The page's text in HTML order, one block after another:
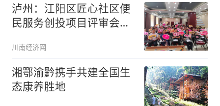
泸州：江阳区匠心社区便
民服务创投项目评审会圆
川南经济网
湘鄂渝黔携手共建全国生
态康养胜地